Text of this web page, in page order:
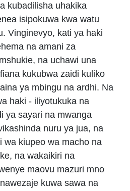
kubadilisha uhakika
isipokuwa kwa watu
Vinginevyo, kati ya haki
na amani za
na uchawi una
kukubwa zaidi kuliko
ya mbingu na ardhi. Na
haki - iliyotukuka na
ya sayari na mwanga
nuru ya jua, na
wa kiupeo wa macho na
na wakaikiri na
maovu mazuri mno
kuwa sawa na